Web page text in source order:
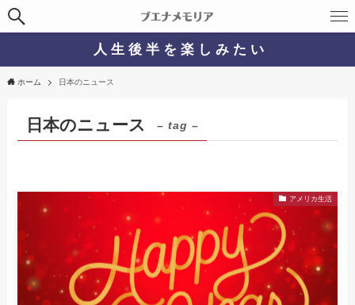
人 生 後 半 を 楽 し み た い
ホーム 日本のニュース
日本のニュース – tag –
アメリカ生活